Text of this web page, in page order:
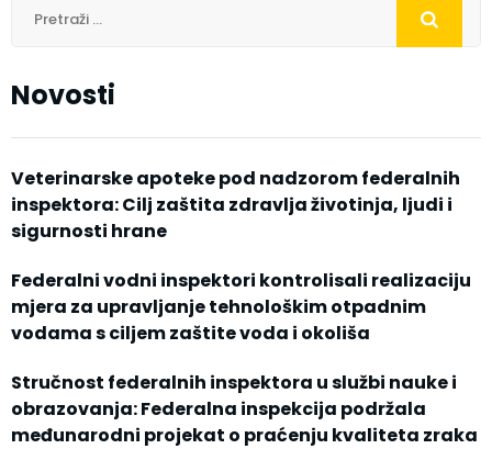
Novosti
Veterinarske apoteke pod nadzorom federalnih
inspektora: Cilj zaštita zdravlja životinja, ljudi i
sigurnosti hrane
Federalni vodni inspektori kontrolisali realizaciju
mjera za upravljanje tehnološkim otpadnim
vodama s ciljem zaštite voda i okoliša
Stručnost federalnih inspektora u službi nauke i
obrazovanja: Federalna inspekcija podržala
međunarodni projekat o praćenju kvaliteta zraka